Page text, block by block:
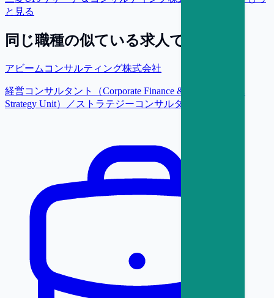
と見る
同じ職種の似ている求人で探す
アビームコンサルティング株式会社
経営コンサルタント（Corporate Finance & Transformation
Strategy Unit）／ストラテジーコンサルタント【東京】